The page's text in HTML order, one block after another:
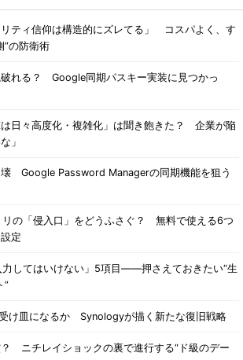
リティ信仰は構造的にズレてる」 コスパよく、す
”の防衛術
れる？ Google同期パスキー実装に見つかっ
は日々高度化・複雑化」は聞き飽きた？ 企業が陥
」
Google Password Managerの同期機能を狙う
リの「侵入口」をどうふさぐ？ 無料で使える6つ
定
力してはいけない」5項目――押さえておきたい“生
”
け皿になるか Synologyが描く新たな復旧戦略
ニチレイショックの裏で進行する“ド級のデー